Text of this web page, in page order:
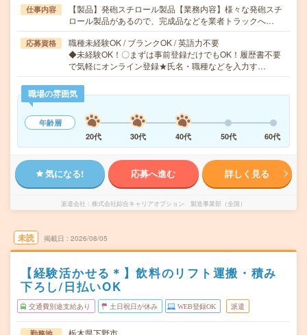
仕事内容
【製品】発砲スチロール製品【業務内容】様々な発砲スチ
ロール製品があるので、完成品などを業者トラックへ…
応募資格
職種未経験OK / ブランクOK / 英語力不要
◆未経験OK！〇まずは事前登録だけでもOK！履歴書不要
で気軽にオンライン登録★氏名・職種などを入力す…
職場の雰囲気
年齢層
20代
30代 40代 50代 60代
気になる! 応募へ進む 詳しく見る
派遣会社 株式会社綜合キャリアオプション 製造事業部（全国）
未読 掲載日 2026/08/05
【経験活かせる＊】飲料のリフト運搬・積み
下ろし/日払いOK
交通費別途支給あり 土日祝日が休み WEB登録OK 派遣
栃木県下野市